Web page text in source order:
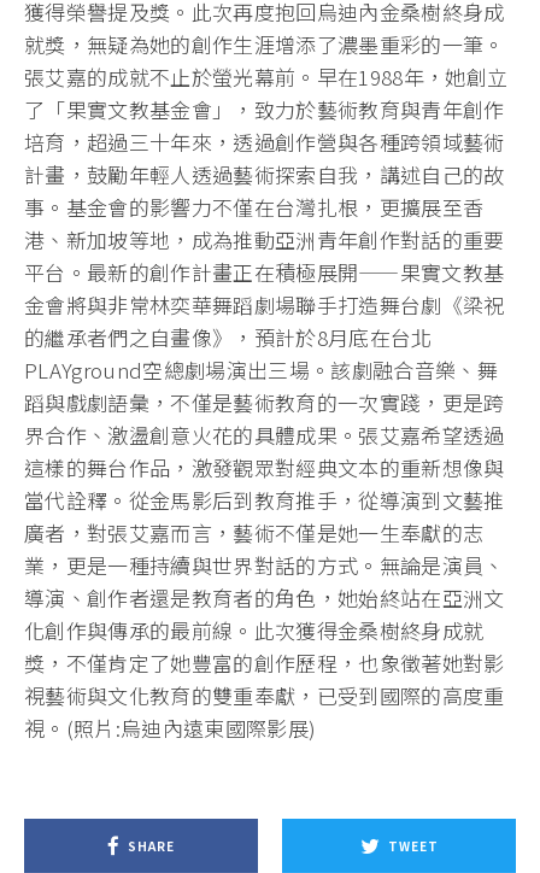
獲得榮譽提及獎。此次再度抱回烏迪內金桑樹終身成
就獎，無疑為她的創作生涯增添了濃墨重彩的一筆。
張艾嘉的成就不止於螢光幕前。早在1988年，她創立
了「果實文教基金會」，致力於藝術教育與青年創作
培育，超過三十年來，透過創作營與各種跨領域藝術
計畫，鼓勵年輕人透過藝術探索自我，講述自己的故
事。基金會的影響力不僅在台灣扎根，更擴展至香
港、新加坡等地，成為推動亞洲青年創作對話的重要
平台。最新的創作計畫正在積極展開——果實文教基
金會將與非常林奕華舞蹈劇場聯手打造舞台劇《梁祝
的繼承者們之自畫像》，預計於8月底在台北
PLAYground空總劇場演出三場。該劇融合音樂、舞
蹈與戲劇語彙，不僅是藝術教育的一次實踐，更是跨
界合作、激盪創意火花的具體成果。張艾嘉希望透過
這樣的舞台作品，激發觀眾對經典文本的重新想像與
當代詮釋。從金馬影后到教育推手，從導演到文藝推
廣者，對張艾嘉而言，藝術不僅是她一生奉獻的志
業，更是一種持續與世界對話的方式。無論是演員、
導演、創作者還是教育者的角色，她始終站在亞洲文
化創作與傳承的最前線。此次獲得金桑樹終身成就
獎，不僅肯定了她豐富的創作歷程，也象徵著她對影
視藝術與文化教育的雙重奉獻，已受到國際的高度重
視。(照片:烏迪內遠東國際影展)
SHARE TWEET